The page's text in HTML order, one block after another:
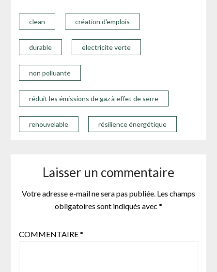
clean création d'emplois
durable electricite verte
non polluante
réduit les émissions de gaz à effet de serre
renouvelable résilience énergétique
Laisser un commentaire
Votre adresse e-mail ne sera pas publiée. Les champs
obligatoires sont indiqués avec *
COMMENTAIRE*